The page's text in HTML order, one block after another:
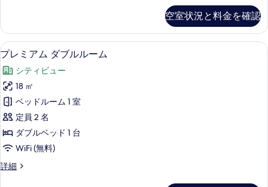
示
す
る
利
用)
シ
テ
ィ
ビ
ュ
ー
の
す
ー
ム
(1
様
利
用)
シ
テ
ィ
ビ
ュ
の
空室状況と料金を確認
プ
レ
ミ
ア
ム
ダ
ブ
ル
ル
羽毛の掛け布団、ミニバー、セーフ
12
プレミアム ダブルルーム
シティビュー
18 ㎡
ベッドルーム 1 室
定員 2 名
ダブルベッド 1 台
WiFi (無料)
詳細
プ